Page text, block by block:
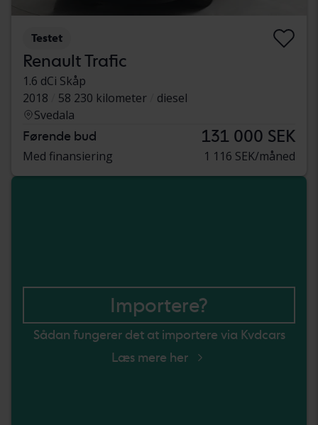
Testet
Renault Trafic
1.6 dCi Skåp
2018
58 230 kilometer
diesel
Svedala
Førende bud 131 000 SEK
Med finansiering 1 116 SEK/måned
Importere?
Sådan fungerer det at importere via Kvdcars
Læs mere her